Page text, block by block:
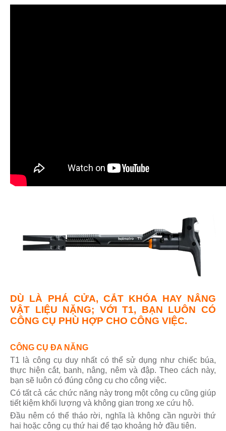
DÙ LÀ PHÁ CỬA, CẮT KHÓA HAY NÂNG
VẬT LIỆU NẶNG; VỚI T1, BẠN LUÔN CÓ
CÔNG CỤ PHÙ HỢP CHO CÔNG VIỆC.
CÔNG CỤ ĐA NĂNG
T1 là công cụ duy nhất có thể sử dụng như chiếc búa,
thực hiện cắt, banh, nâng, nêm và đập. Theo cách này,
bạn sẽ luôn có đúng công cụ cho công việc.
Có tất cả các chức năng này trong một công cụ cũng giúp
tiết kiệm khối lượng và không gian trong xe cứu hộ.
Đầu nêm có thể tháo rời, nghĩa là không cần người thứ
hai hoặc công cụ thứ hai để tạo khoảng hở đầu tiên.